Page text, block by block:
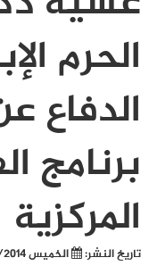
الحرم
الدفاع
برنامج
المركزية
تاريخ النشر: الخميس 13/02/2014